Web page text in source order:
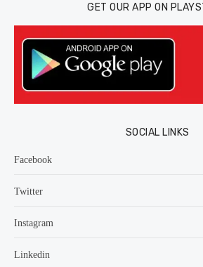
GET OUR APP ON
SOCIAL LINKS
Facebook
Twitter
Instagram
Linkedin